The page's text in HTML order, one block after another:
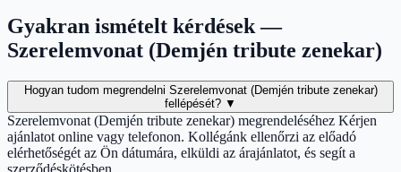
Gyakran ismételt kérdések —
Szerelemvonat (Demjén tribute zenekar)
Hogyan tudom megrendelni Szerelemvonat (Demjén tribute zenekar)
fellépését? ▼
Szerelemvonat (Demjén tribute zenekar) megrendeléséhez Kérjen
ajánlatot online vagy telefonon. Kollégánk ellenőrzi az előadó
elérhetőségét az Ön dátumára, elküldi az árajánlatot, és segít a
szerződéskötésben.